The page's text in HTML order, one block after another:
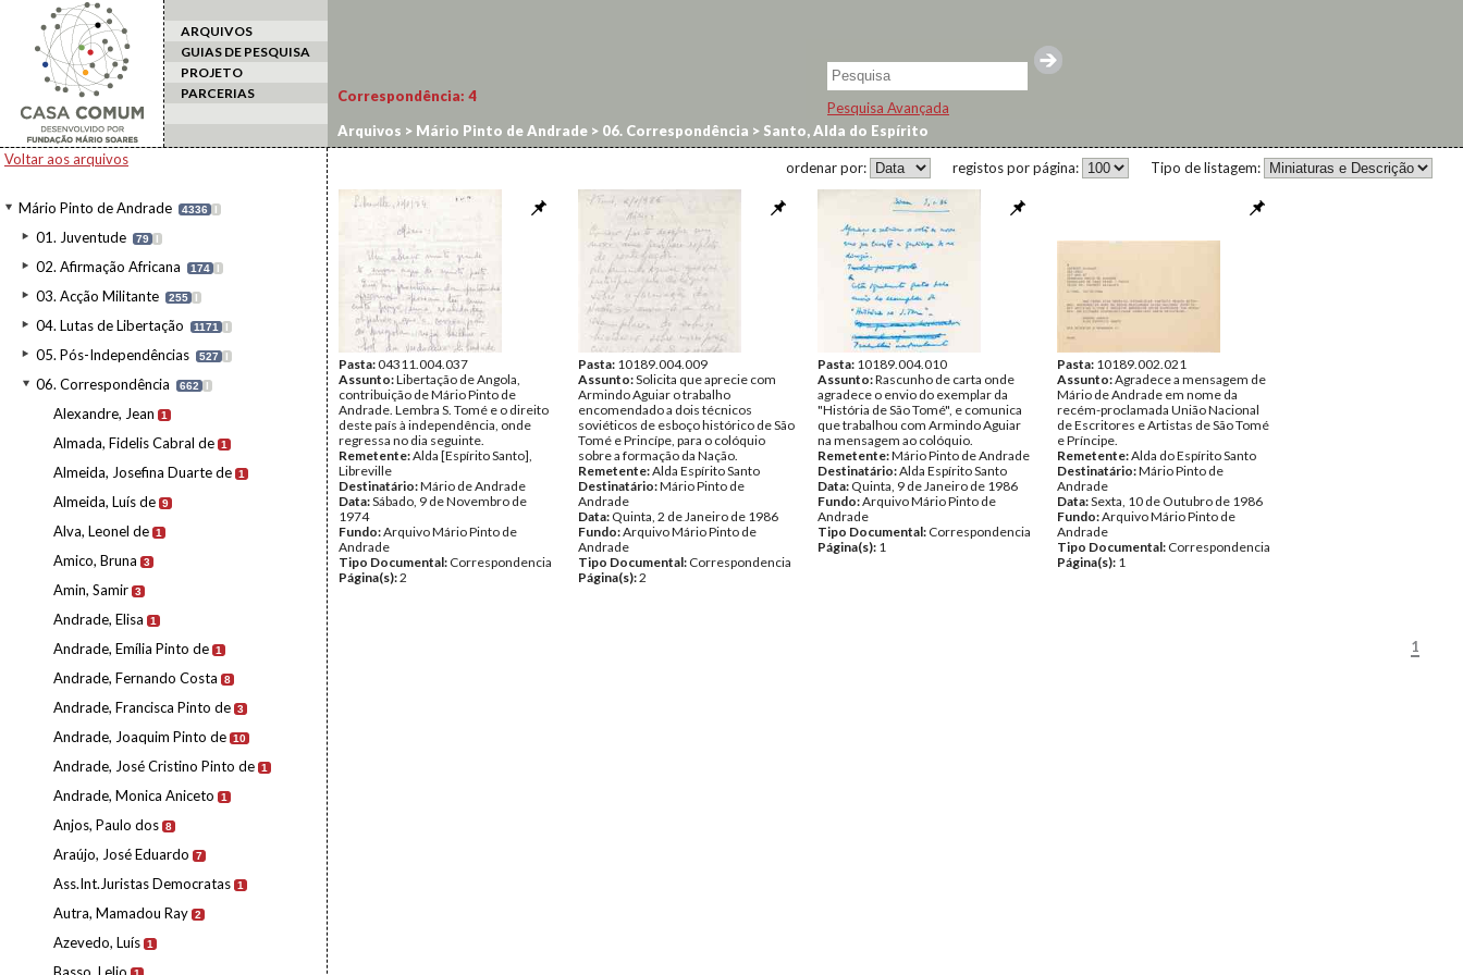
ARQUIVOS
GUIAS DE PESQUISA
PROJETO
PARCERIAS
Pesquisa Avançada
Voltar aos arquivos
Mário Pinto de Andrade 4336 I
01. Juventude 79 I
02. Afirmação Africana 174 I
03. Acção Militante 255 I
04. Lutas de Libertação 1171 I
05. Pós-Independências 527 I
06. Correspondência 662 I
Alexandre, Jean 1
Almada, Fidelis Cabral de 1
Almeida, Josefina Duarte de 1
Almeida, Luís de 9
Alva, Leonel de 1
Amico, Bruna 3
Amin, Samir 3
Andrade, Elisa 1
Andrade, Emília Pinto de 1
Andrade, Fernando Costa 8
Andrade, Francisca Pinto de 3
Andrade, Joaquim Pinto de 10
Andrade, José Cristino Pinto de 1
Andrade, Monica Aniceto 1
Anjos, Paulo dos 8
Araújo, José Eduardo 7
Ass.Int.Juristas Democratas 1
Autra, Mamadou Ray 2
Azevedo, Luís 1
Correspondência: 4
Arquivos > Mário Pinto de Andrade > 06. Correspondência > Santo, Alda do Espírito
Tipo de listagem:
registos por página:
ordenar por:
Pasta:04311.004.037
Assunto:Libertação de Angola,
contribuição de Mário Pinto de
Andrade. Lembra S. Tomé e o direito
deste país à independência, onde
regressa no dia seguinte.
Remetente:Alda [Espírito Santo],
Libreville
Destinatário:Mário de Andrade
Data:Sábado, 9 de Novembro de
1974
Fundo:Arquivo Mário Pinto de
Andrade
Tipo Documental: Correspondencia
Página(s):2
Pasta: 10189.004.009
Assunto:Solicita que aprecie com
Armindo Aguiar o trabalho
encomendado a dois técnicos
soviéticos de esboço histórico de São
Tomé e Princípe, para o colóquio
sobre a formação da Nação.
Remetente:Alda Espírito Santo
Destinatário:Mário Pinto de
Andrade
Data: Quinta, 2 de Janeiro de 1986
Fundo:Arquivo Mário Pinto de
Andrade
Tipo Documental: Correspondencia
Página(s):2
Pasta: 10189.004.010
Assunto:Rascunho de carta onde
agradece o envio do exemplar da
"História de São Tomé", e comunica
que trabalhou com Armindo Aguiar
na mensagem ao colóquio.
Remetente:Mário Pinto de Andrade
Destinatário:Alda Espírito Santo
Data: Quinta, 9 de Janeiro de 1986
Fundo:Arquivo Mário Pinto de
Andrade
Tipo Documental: Correspondencia
Página(s): 1
Pasta: 10189.002.021
Assunto:Agradece a mensagem de
Mário de Andrade em nome da
recém-proclamada União Nacional
de Escritores e Artistas de São Tomé
e Príncipe.
Remetente:Alda do Espírito Santo
Destinatário:Mário Pinto de
Andrade
Data:Sexta, 10 de Outubro de 1986
Fundo:Arquivo Mário Pinto de
Andrade
Tipo Documental: Correspondencia
Página(s): 1
1